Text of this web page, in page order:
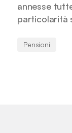
annesse
particolarità
Pensioni